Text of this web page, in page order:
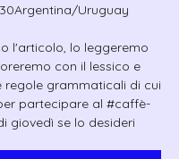
Uruguay
l'articolo, lo leggeremo
con il lessico e
regole grammaticali di cui
partecipare al #caffè-
giovedì se lo desideri